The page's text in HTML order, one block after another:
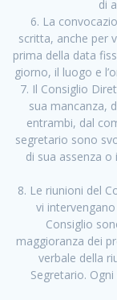
di
6. La
scritta, anche per
prima della data
giorno, il luogo e
7. Il Consiglio
sua mancanza,
entrambi, dal
segretario sono
di sua assenza
8. Le riunioni del
vi
Consiglio
maggioranza dei
verbale della
Segretario.